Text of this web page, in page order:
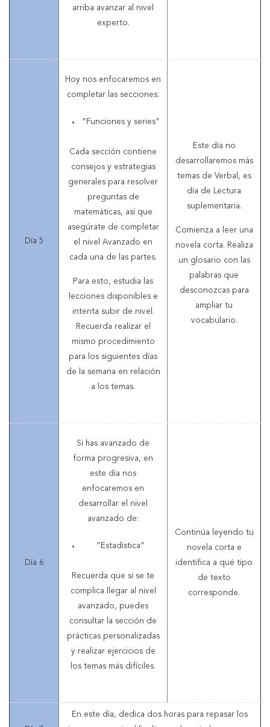
arriba avanzar al nivel
experto.
Día 5
Hoy nos enfocaremos en
completar las secciones:
“Funciones y series”
Cada sección contiene
consejos y estrategias
generales para resolver
preguntas de
matemáticas, así que
asegúrate de completar
el nivel Avanzado en
cada una de las partes.
Para esto, estudia las
lecciones disponibles e
intenta subir de nivel.
Recuerda realizar el
mismo procedimiento
para los siguientes días
de la semana en relación
a los temas.
Este día no
desarrollaremos más
temas de Verbal, es
día de Lectura
suplementaria.
Comienza a leer una
novela corta. Realiza
un glosario con las
palabras que
desconozcas para
ampliar tu
vocabulario.
Día 6
Si has avanzado de
forma progresiva, en
este día nos
enfocaremos en
desarrollar el nivel
avanzado de:
“Estadística”
Recuerda que si se te
complica llegar al nivel
avanzado, puedes
consultar la sección de
prácticas personalizadas
y realizar ejercicios de
los temas más difíciles.
Continúa leyendo tu
novela corta e
identifica a qué tipo
de texto
corresponde.
En este día, dedica dos horas para repasar los